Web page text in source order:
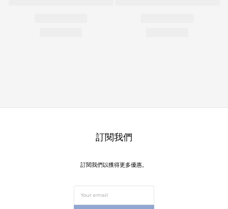
訂閱我們
訂閱我們以獲得更多優惠。